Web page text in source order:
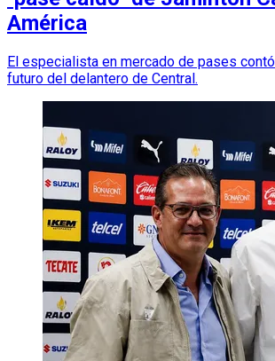
América
El especialista en mercado de pases
futuro del delantero de Central.